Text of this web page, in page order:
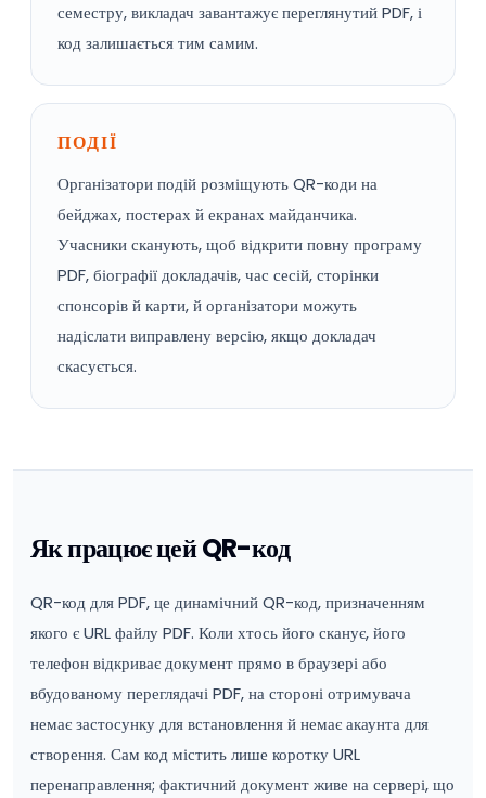
семестру, викладач завантажує переглянутий PDF, і
код залишається тим самим.
ПОДІЇ
Організатори подій розміщують QR-коди на
бейджах, постерах й екранах майданчика.
Учасники сканують, щоб відкрити повну програму
PDF, біографії докладачів, час сесій, сторінки
спонсорів й карти, й організатори можуть
надіслати виправлену версію, якщо докладач
скасується.
Як працює цей QR-код
QR-код для PDF, це динамічний QR-код, призначенням
якого є URL файлу PDF. Коли хтось його сканує, його
телефон відкриває документ прямо в браузері або
вбудованому переглядачі PDF, на стороні отримувача
немає застосунку для встановлення й немає акаунта для
створення. Сам код містить лише коротку URL
перенаправлення; фактичний документ живе на сервері, що